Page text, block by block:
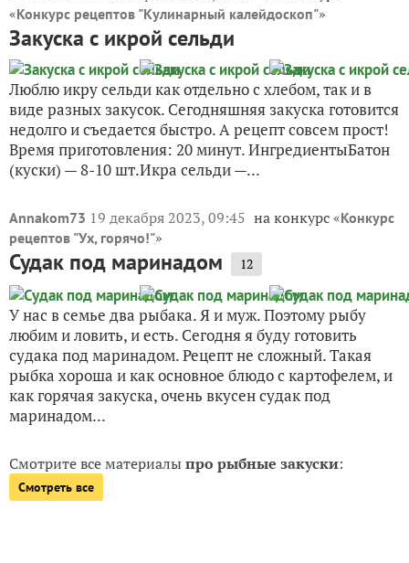
«Конкурс рецептов "Кулинарный калейдоскоп"»
Закуска с икрой сельди
Люблю икру сельди как отдельно с хлебом, так и в
виде разных закусок. Сегодняшняя закуска готовится
недолго и съедается быстро. А рецепт совсем прост!
Время приготовления: 20 минут. ИнгредиентыБатон
(куски) — 8-10 шт.Икра сельди —...
Annakom73 19 декабря 2023, 09:45 на конкурс «Конкурс
рецептов "Ух, горячо!"»
Судак под маринадом 12
У нас в семье два рыбака. Я и муж. Поэтому рыбу
любим и ловить, и есть. Сегодня я буду готовить
судака под маринадом. Рецепт не сложный. Такая
рыбка хороша и как основное блюдо с картофелем, и
как горячая закуска, очень вкусен судак под
маринадом...
Смотрите все материалыпро рыбные закуски:
Смотреть все